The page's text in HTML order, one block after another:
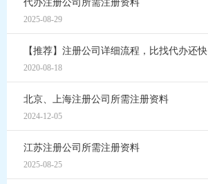
代办注册公司所需注册资料
2025-08-29
【推荐】注册公司详细流程，比找代办还快
2020-08-18
北京、上海注册公司所需注册资料
2024-12-05
江苏注册公司所需注册资料
2025-08-25